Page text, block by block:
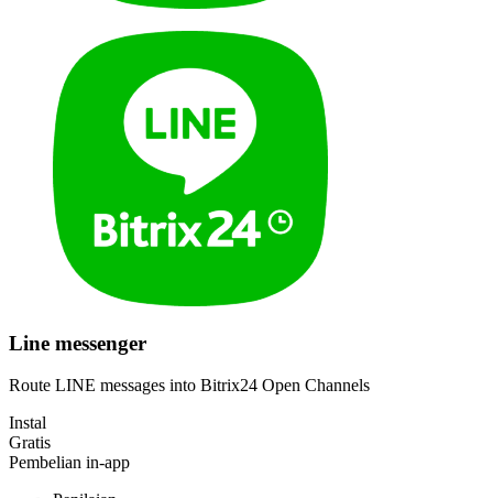
Line messenger
Route LINE messages into Bitrix24 Open Channels
Instal
Gratis
Pembelian in-app